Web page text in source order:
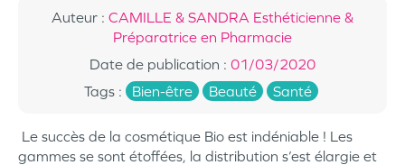
Auteur : CAMILLE & SANDRA Esthéticienne &
Préparatrice en Pharmacie
Date de publication : 01/03/2020
Tags: Bien-être Beauté Santé
Le succès de la cosmétique Bio est indéniable ! Les
gammes se sont étoffées, la distribution s’est élargie et